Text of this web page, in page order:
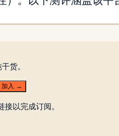
货。
加入 →
以完成订阅。